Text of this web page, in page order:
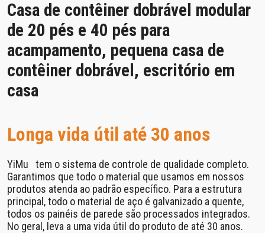
Casa de contêiner dobrável modular
de 20 pés e 40 pés para
acampamento, pequena casa de
contêiner dobrável, escritório em
casa
Longa vida útil até 30 anos
YiMu tem o sistema de controle de qualidade completo.
Garantimos que todo o material que usamos em nossos
produtos atenda ao padrão específico. Para a estrutura
principal, todo o material de aço é galvanizado a quente,
todos os painéis de parede são processados ​​integrados.
No geral, leva a uma vida útil do produto de até 30 anos.